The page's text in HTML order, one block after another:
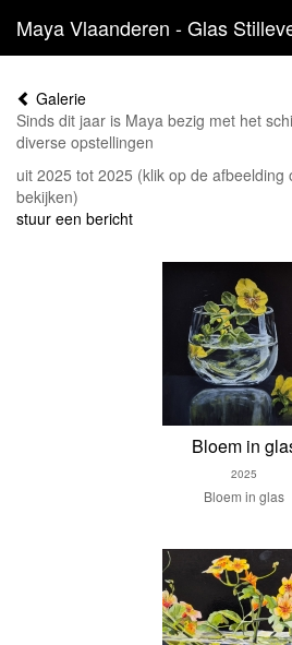
Maya Vlaanderen - Glas
Galerie
Sinds dit jaar is Maya bezig met het
diverse opstellingen
uit 2025 tot 2025 (klik op de afbeelding
bekijken)
stuur een bericht
Bloem in
2025
Bloem in glas